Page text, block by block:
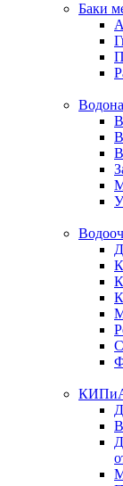
Баки